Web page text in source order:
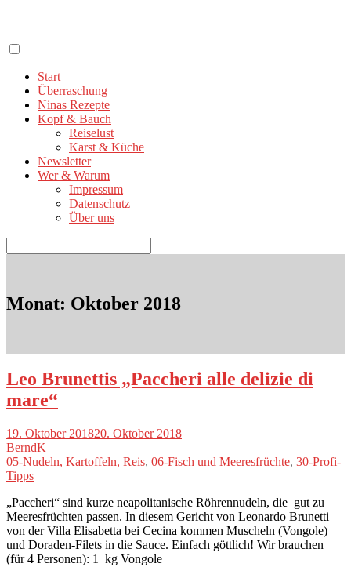
springen
Start
Überraschung
Ninas Rezepte
Kopf & Bauch
Reiselust
Karst & Küche
Newsletter
Wer & Warum
Impressum
Datenschutz
Über uns
nach:
Monat: Oktober 2018
Leo Brunettis „Paccheri alle delizie di
mare“
19. Oktober 201820. Oktober 2018
BerndK
05-Nudeln, Kartoffeln, Reis, 06-Fisch und Meeresfrüchte, 30-Profi-
Tipps
„Paccheri“ sind kurze neapolitanische Röhrennudeln, die gut zu
Meeresfrüchten passen. In diesem Gericht von Leonardo Brunetti
von der Villa Elisabetta bei Cecina kommen Muscheln (Vongole)
und Doraden-Filets in die Sauce. Einfach göttlich! Wir brauchen
(für 4 Personen): 1 kg Vongole